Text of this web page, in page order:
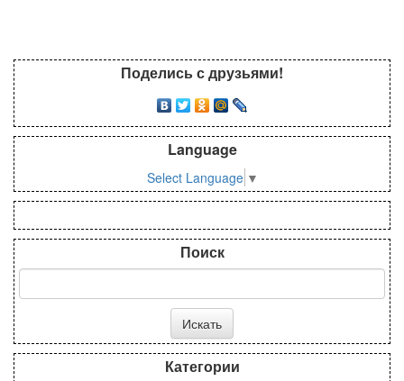
Поделись с друзьями!
Language
Select Language ▼
Поиск
Категории